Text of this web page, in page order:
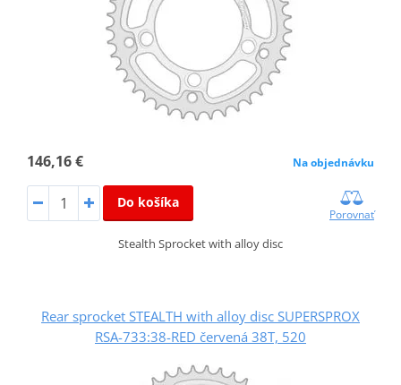
146,16 € Na objednávku
Do košíka
Porovnať
Stealth Sprocket with alloy disc
Rear sprocket STEALTH with alloy disc SUPERSPROX
RSA-733:38-RED červená 38T, 520